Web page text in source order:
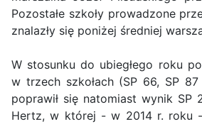
Pozostałe szkoły prowadzone
znalazły się poniżej średniej
W stosunku do ubiegłego roku
w trzech szkołach (SP 66, SP
poprawił się natomiast wynik SP
Hertz, w której - w 2014 r. roku -